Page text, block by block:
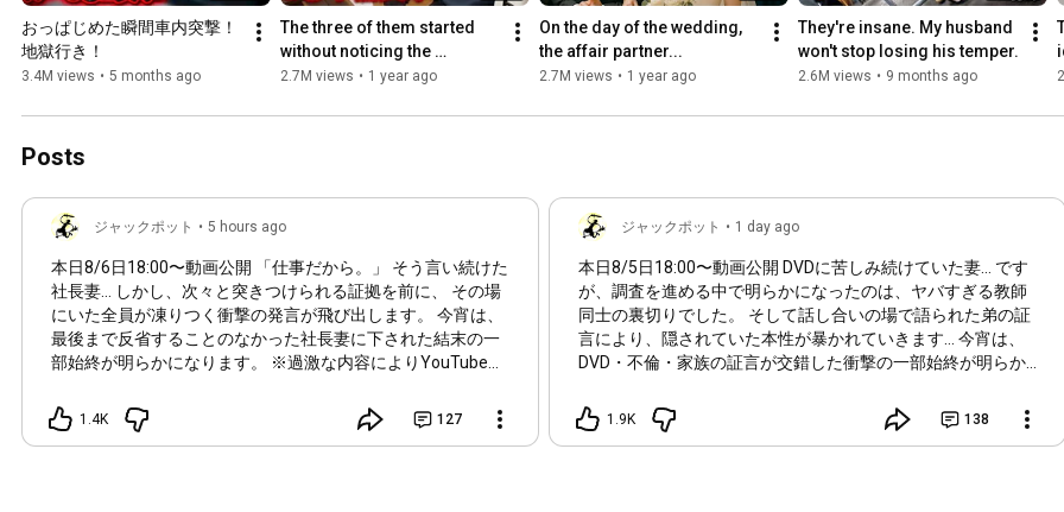
おっぱじめた瞬間車内突撃！
地獄行き！
3.4M views • 5 months ago
The three of them started
without noticing the
camera...
2.7M views • 1 year ago
On the day of the wedding,
the affair partner...
2.7M views • 1 year ago
They're insane. My husband
won't stop losing his temper.
2.6M views • 9 months ago
Posts
ジャックポット • 5 hours ago
本日8/6日18:00〜動画公開 「仕事だから。」 そう言い続けた
社長妻… しかし、次々と突きつけられる証拠を前に、 その場
にいた全員が凍りつく衝撃の発言が飛び出します。 今宵は、
最後まで反省することのなかった社長妻に下された結末の一
部始終が明らかになります。 ※過激な内容によりYouTubeか
さい。 できるだけ早めのご視聴よろしくお願いします。 【ジ
ャックポット公認切り抜きチャンネル↓】
1.4K 127
ジャックポット • 1 day ago
本日8/5日18:00〜動画公開 DVDに苦しみ続けていた妻… です
が、調査を進める中で明らかになったのは、ヤバすぎる教師
同士の裏切りでした。 そして話し合いの場で語られた弟の証
言により、隠されていた本性が暴かれていきます… 今宵は、
DVD・不倫・家族の証言が交錯した衝撃の一部始終が明らか
た場合は動画を削除致しますのでご了承ください。 できるだ
け早めのご視聴よろしくお願いします。 【ジャックポット公
1.9K 138